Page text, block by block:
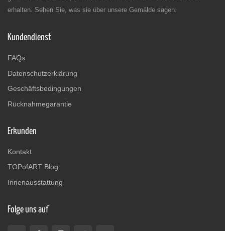
erhalten. Sehen Sie, was sie über unsere Gemälde sagen.
Kundendienst
FAQs
Datenschutzerklärung
Geschäftsbedingungen
Rücknahmegarantie
Erkunden
Kontakt
TOPofART Blog
Innenausstattung
Folge uns auf